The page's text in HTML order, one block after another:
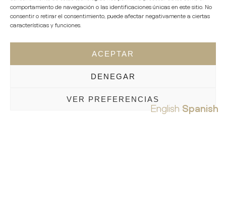
comportamiento de navegación o las identificaciones únicas en este sitio. No
consentir o retirar el consentimiento, puede afectar negativamente a ciertas
características y funciones.
ACEPTAR
DENEGAR
VER PREFERENCIAS
English Spanish